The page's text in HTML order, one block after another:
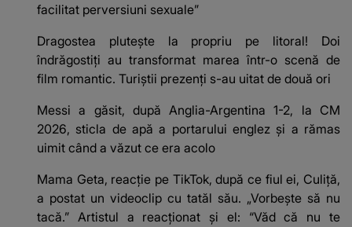
facilitat perversiuni sexuale”
Dragostea plutește la propriu pe litoral! Doi
îndrăgostiți au transformat marea într-o scenă de
film romantic. Turiștii prezenți s-au uitat de două ori
Messi a găsit, după Anglia-Argentina 1-2, la CM
2026, sticla de apă a portarului englez şi a rămas
uimit când a văzut ce era acolo
Mama Geta, reacție pe TikTok, după ce fiul ei, Culiță,
a postat un videoclip cu tatăl său. „Vorbește să nu
tacă.” Artistul a reacționat și el: “Văd că nu te